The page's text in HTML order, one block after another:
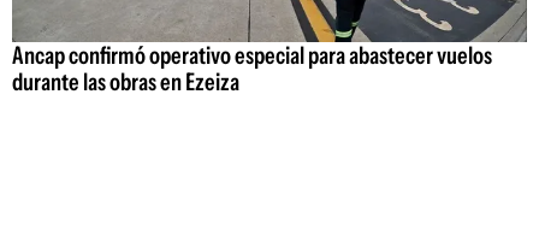
Ancap confirmó operativo especial para abastecer vuelos
durante las obras en Ezeiza